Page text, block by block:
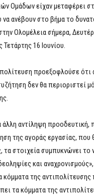
Ομάδων είχαν μεταφέρει
να ανέβουν στο βήμα το
Ολομέλεια σήμερα,
Τετάρτης 16 Ιουνίου.
προεξοφλούσε
δεν θα περιοριστεί
άλλη αντίληψη
της αγοράς εργασίας, που
στοιχεία συμπυκνώνει το
και
κόμματα της
τα κόμματα της